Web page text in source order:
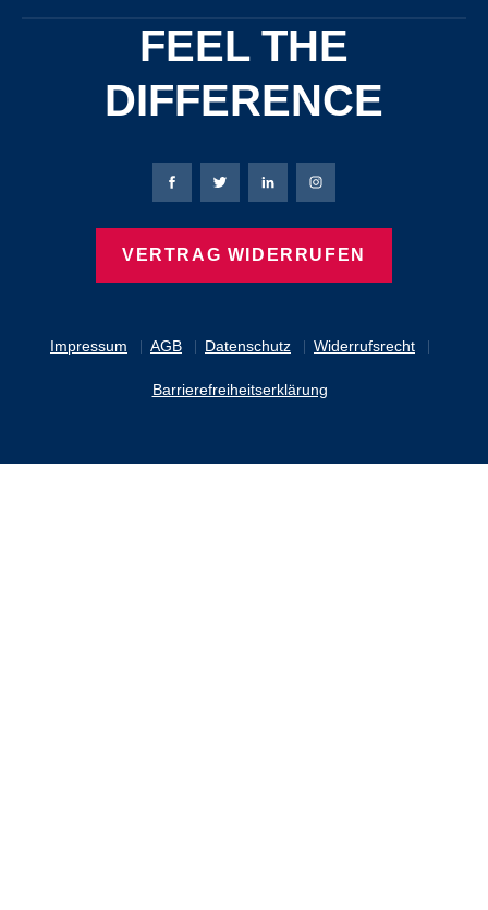
FEEL THE
DIFFERENCE
Impressum AGB Datenschutz Widerrufsrecht
Barrierefreiheitserklärung
Bierbaum-Proenen Facebook-Seite
Bierbaum-Proenen Twitter Seite
Bierbaum-Proenen LinkedIn
Bierbaum-Proenen
VERTRAG WIDERRUFEN